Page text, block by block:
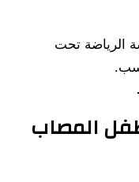
الرياضة تحت
المصاب